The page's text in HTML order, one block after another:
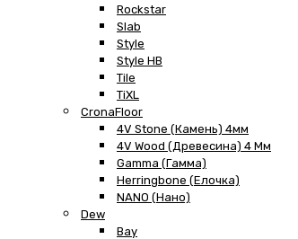
Rockstar
Slab
Style
Style HB
Tile
TiXL
CronaFloor
4V Stone (Камень) 4мм
4V Wood (Древесина) 4 Мм
Gamma (Гамма)
Herringbone (Елочка)
NANO (Нано)
Dew
Bay